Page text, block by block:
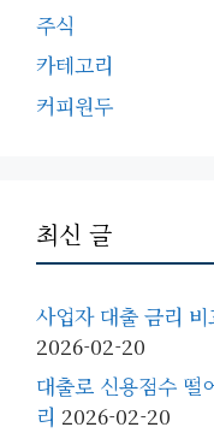
주식
카테고리
커피원두
최신 글
사업자 대출 금리
2026-02-20
대출로 신용점수 떨
리 2026-02-20